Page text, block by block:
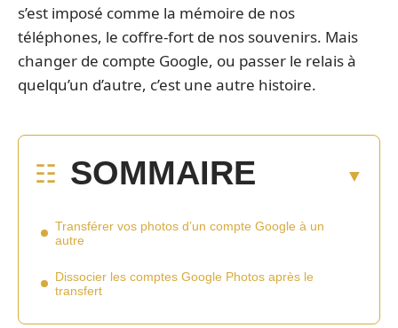
s’est imposé comme la mémoire de nos
téléphones, le coffre-fort de nos souvenirs. Mais
changer de compte Google, ou passer le relais à
quelqu’un d’autre, c’est une autre histoire.
SOMMAIRE
Transférer vos photos d’un compte Google à un
autre
Dissocier les comptes Google Photos après le
transfert